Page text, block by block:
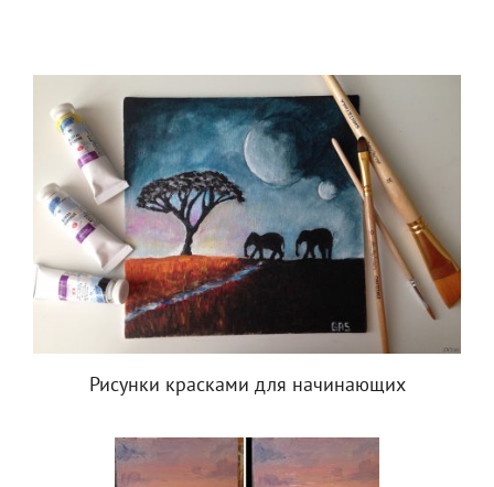
Рисунки красками для начинающих